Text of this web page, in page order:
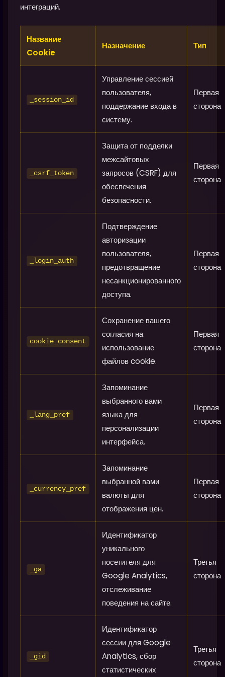
интеграций.
Название
Cookie
Назначение Тип
_session_id
Управление сессией
пользователя,
поддержание входа в
систему.
Первая
сторона
_csrf_token
Защита от подделки
межсайтовых
запросов (CSRF) для
обеспечения
безопасности.
Первая
сторона
_login_auth
Подтверждение
авторизации
пользователя,
предотвращение
несанкционированного
доступа.
Первая
сторона
cookie_consent
Сохранение вашего
согласия на
использование
файлов cookie.
Первая
сторона
_lang_pref
Запоминание
выбранного вами
языка для
персонализации
интерфейса.
Первая
сторона
_currency_pref
Запоминание
выбранной вами
валюты для
отображения цен.
Первая
сторона
_ga
Идентификатор
уникального
посетителя для
Google Analytics,
отслеживание
поведения на сайте.
Третья
сторона
_gid
Идентификатор
сессии для Google
Analytics, сбор
статистических
Третья
сторона